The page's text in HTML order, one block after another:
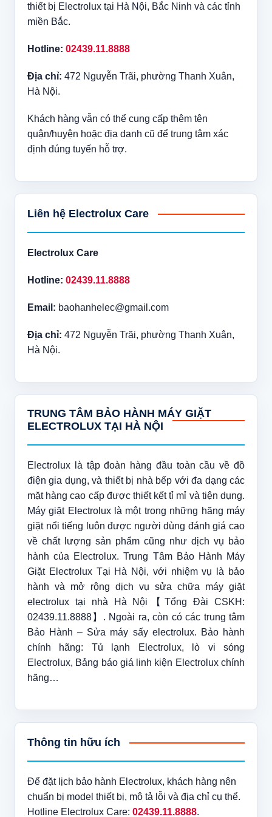
thiết bị Electrolux tại Hà Nội, Bắc Ninh và các tỉnh
miền Bắc.
Hotline: 02439.11.8888
Địa chỉ: 472 Nguyễn Trãi, phường Thanh Xuân,
Hà Nội.
Khách hàng vẫn có thể cung cấp thêm tên
quận/huyện hoặc địa danh cũ để trung tâm xác
định đúng tuyến hỗ trợ.
Liên hệ Electrolux Care
Electrolux Care
Hotline: 02439.11.8888
Email: baohanhelec@gmail.com
Địa chỉ: 472 Nguyễn Trãi, phường Thanh Xuân,
Hà Nội.
TRUNG TÂM BẢO HÀNH MÁY GIẶT
ELECTROLUX TẠI HÀ NỘI
Electrolux là tập đoàn hàng đầu toàn cầu về đồ
điện gia dụng, và thiết bị nhà bếp với đa dạng các
mặt hàng cao cấp được thiết kết tỉ mỉ và tiện dụng.
Máy giặt Electrolux là một trong những hãng máy
giặt nổi tiếng luôn được người dùng đánh giá cao
về chất lượng sản phẩm cũng như dịch vụ bảo
hành của Electrolux. Trung Tâm Bảo Hành Máy
Giặt Electrolux Tại Hà Nội, với nhiệm vụ là bảo
hành và mở rộng dịch vụ sửa chữa máy giặt
electrolux tại nhà Hà Nội【Tổng Đài CSKH:
02439.11.8888】. Ngoài ra, còn có các trung tâm
Bảo Hành – Sửa máy sấy electrolux. Bảo hành
chính hãng: Tủ lạnh Electrolux, lò vi sóng
Electrolux, Bảng báo giá linh kiện Electrolux chính
hãng…
Thông tin hữu ích
Để đặt lịch bảo hành Electrolux, khách hàng nên
chuẩn bị model thiết bị, mô tả lỗi và địa chỉ cụ thể.
Hotline Electrolux Care: 02439.11.8888.